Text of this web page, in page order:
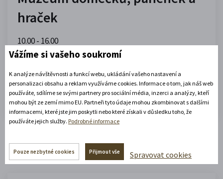
hraček
10.00 - 16.00
(platné od 1. 7. 2026 do 31. 8. 2026)
Zobrazit celou otevírací dobu
Zjistěte více
Zobrazit celý městský kalendář
Vážíme si vašeho soukromí
K analýze návštěvnosti a funkcí webu, ukládání vašeho nastavení a
personalizaci obsahu a reklam využíváme cookies. Informace o tom, jak náš web
používáte, sdílíme se svými partnery pro sociální média, inzerci a analýzy, kteří
mohou být ze zemí mimo EU. Partneři tyto údaje mohou zkombinovat s dalšími
informacemi, které jste jim poskytli nebo které získali v důsledku toho, že
používáte jejich služby. Podrobné informace
Pouze nezbytné cookies Přijmout vše Spravovat cookies